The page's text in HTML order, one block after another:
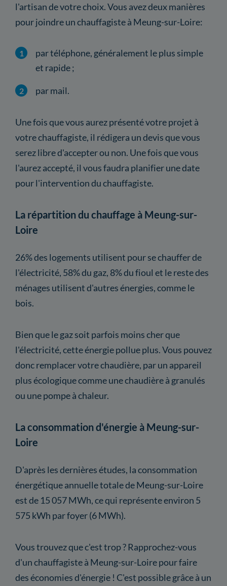
l'artisan de votre choix. Vous avez deux manières
pour joindre un chauffagiste à Meung-sur-Loire:
par téléphone, généralement le plus simple
et rapide ;
par mail.
Une fois que vous aurez présenté votre projet à
votre chauffagiste, il rédigera un devis que vous
serez libre d'accepter ou non. Une fois que vous
l'aurez accepté, il vous faudra planifier une date
pour l'intervention du chauffagiste.
La répartition du chauffage à Meung-sur-
Loire
26% des logements utilisent pour se chauffer de
l'électricité, 58% du gaz, 8% du fioul et le reste des
ménages utilisent d'autres énergies, comme le
bois.
Bien que le gaz soit parfois moins cher que
l'électricité, cette énergie pollue plus. Vous pouvez
donc remplacer votre chaudière, par un appareil
plus écologique comme une chaudière à granulés
ou une pompe à chaleur.
La consommation d'énergie à Meung-sur-
Loire
D'après les dernières études, la consommation
énergétique annuelle totale de Meung-sur-Loire
est de 15 057 MWh, ce qui représente environ 5
575 kWh par foyer (6 MWh).
Vous trouvez que c'est trop ? Rapprochez-vous
d'un chauffagiste à Meung-sur-Loire pour faire
des économies d'énergie ! C'est possible grâce à un